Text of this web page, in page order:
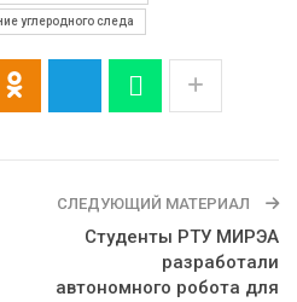
углеродного следа
СЛЕДУЮЩИЙ МАТЕРИАЛ
Студенты РТУ МИРЭА
разработали
автономного робота для